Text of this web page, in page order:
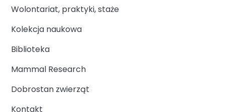
Wolontariat, praktyki, staże
Kolekcja naukowa
Biblioteka
Mammal Research
Dobrostan zwierząt
Kontakt